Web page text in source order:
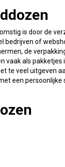
is door de
bedrijven of
de
vaak als
te veel uitgeven
een